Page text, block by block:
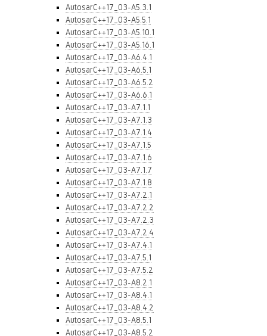
AutosarC++17_03-A5.3.1
AutosarC++17_03-A5.5.1
AutosarC++17_03-A5.10.1
AutosarC++17_03-A5.16.1
AutosarC++17_03-A6.4.1
AutosarC++17_03-A6.5.1
AutosarC++17_03-A6.5.2
AutosarC++17_03-A6.6.1
AutosarC++17_03-A7.1.1
AutosarC++17_03-A7.1.3
AutosarC++17_03-A7.1.4
AutosarC++17_03-A7.1.5
AutosarC++17_03-A7.1.6
AutosarC++17_03-A7.1.7
AutosarC++17_03-A7.1.8
AutosarC++17_03-A7.2.1
AutosarC++17_03-A7.2.2
AutosarC++17_03-A7.2.3
AutosarC++17_03-A7.2.4
AutosarC++17_03-A7.4.1
AutosarC++17_03-A7.5.1
AutosarC++17_03-A7.5.2
AutosarC++17_03-A8.2.1
AutosarC++17_03-A8.4.1
AutosarC++17_03-A8.4.2
AutosarC++17_03-A8.5.1
AutosarC++17_03-A8.5.2